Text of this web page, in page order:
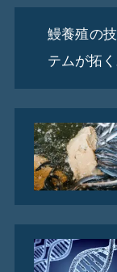
鰻養殖の
テムが拓